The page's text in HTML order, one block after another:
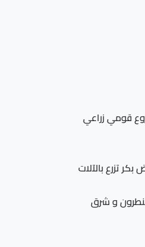
قومي زراعي
ارض بكر تزرع بالآلات
و شرق